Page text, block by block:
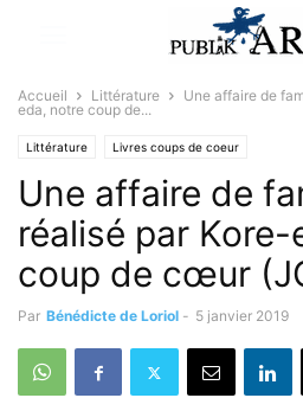
Accueil Littérature
Une affaire de
eda, notre coup de...
Littérature Livres coups de coeur
Une affaire de
réalisé par
coup de cœur
Par Bénédicte de Loriol - 5 janvier 2019